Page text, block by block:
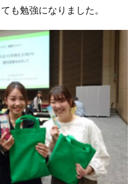
も勉強になりました。